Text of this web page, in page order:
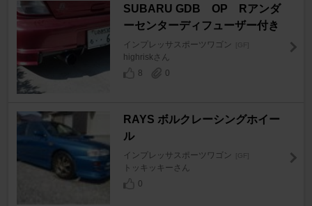
SUBARU GDB OP Rアンダ
ーセンターディフューザー付き
インプレッサスポーツワゴン [GF]
highriskさん
8
0
RAYS ボルクレーシングホイー
ル
インプレッサスポーツワゴン [GF]
トッキッキーさん
0